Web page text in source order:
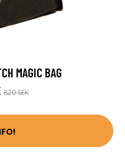
MAGIC BAG
820 SEK